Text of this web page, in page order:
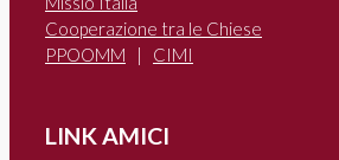
Cooperazione tra le Chiese
PPOOMM
CIMI
LINK AMICI